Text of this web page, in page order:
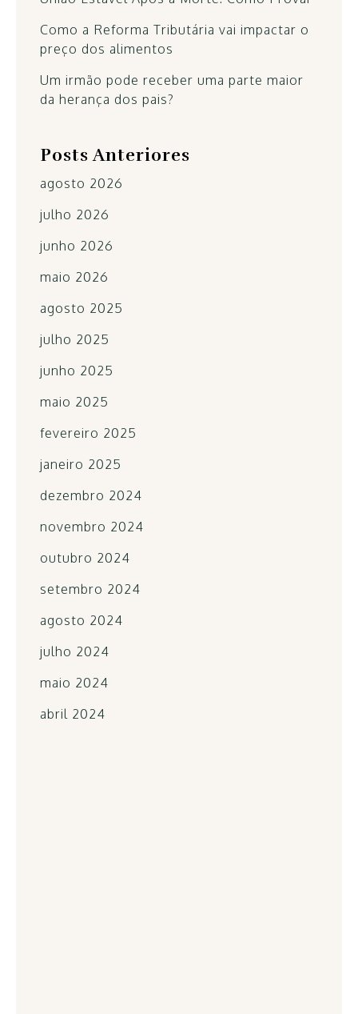
Como a Reforma Tributária vai impactar o
preço dos alimentos
Um irmão pode receber uma parte maior
da herança dos pais?
Posts Anteriores
agosto 2026
julho 2026
junho 2026
maio 2026
agosto 2025
julho 2025
junho 2025
maio 2025
fevereiro 2025
janeiro 2025
dezembro 2024
novembro 2024
outubro 2024
setembro 2024
agosto 2024
julho 2024
maio 2024
abril 2024